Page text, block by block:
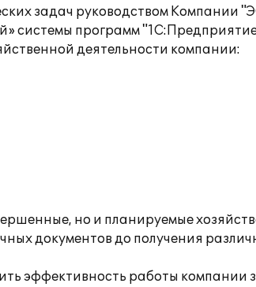
задач руководством Компании
системы программ
деятельности компании:
но и планируемые
документов до получения
эффективность работы компании